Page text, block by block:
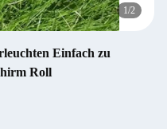
1/2
Einfach zu
Roll